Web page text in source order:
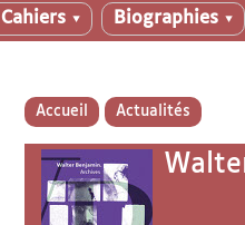
Cahiers ▼ Biographies ▼
Accueil Actualités